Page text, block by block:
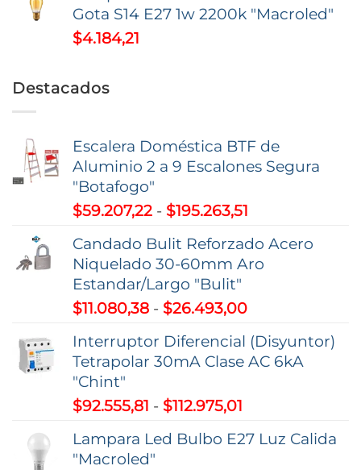
Gota S14 E27 1w 2200k "Macroled"
$4.184,21
Destacados
Escalera Doméstica BTF de
Aluminio 2 a 9 Escalones Segura
"Botafogo"
$59.207,22 - $195.263,51
precios:
desde
$195.263,51
Candado Bulit Reforzado Acero
Niquelado 30-60mm Aro
Estandar/Largo "Bulit"
$11.080,38 - $26.493,00Rango
precios:
desde
$26.493,00
Interruptor Diferencial (Disyuntor)
Tetrapolar 30mA Clase AC 6kA
"Chint"
$92.555,81 - $112.975,01
precios:
Lampara Led Bulbo E27 Luz Calida
"Macroled"